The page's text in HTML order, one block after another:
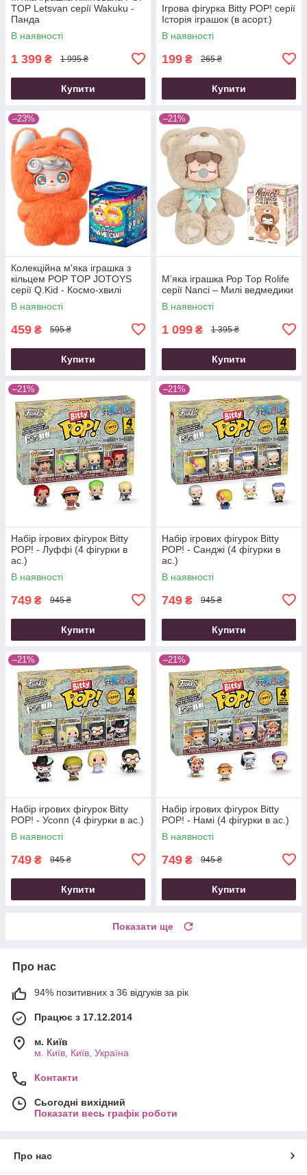
TOP Letsvan серії Wakuku -
Панда
В наявності
1 399 ₴ 1 995 ₴
Купити
Ігрова фігурка Bitty POP! серії
Історія іграшок (в асорт.)
В наявності
199 ₴ 265 ₴
Купити
–23%
Колекційна м'яка іграшка з
кільцем POP TOP JOTOYS
серії Q.Kid - Космо-хвилі
В наявності
459 ₴ 595 ₴
Купити
–21%
Мʼяка іграшка Рор Тор Rolife
серії Nanci – Милі ведмедики
В наявності
1 099 ₴ 1 395 ₴
Купити
–21%
Набір ігрових фігурок Bitty
POP! - Луффі (4 фігурки в
ас.)
В наявності
749 ₴ 945 ₴
Купити
–21%
Набір ігрових фігурок Bitty
POP! - Санджі (4 фігурки в
ас.)
В наявності
749 ₴ 945 ₴
Купити
–21%
Набір ігрових фігурок Bitty
POP! - Усопп (4 фігурки в ас.)
В наявності
749 ₴ 945 ₴
Купити
–21%
Набір ігрових фігурок Bitty
POP! - Намі (4 фігурки в ас.)
В наявності
749 ₴ 945 ₴
Купити
Показати ще
Про нас
94% позитивних з 36 відгуків за рік
Працює з 17.12.2014
м. Київ
м. Київ, Київ, Україна
Контакти
Сьогодні вихідний
Показати весь графік роботи
Про нас